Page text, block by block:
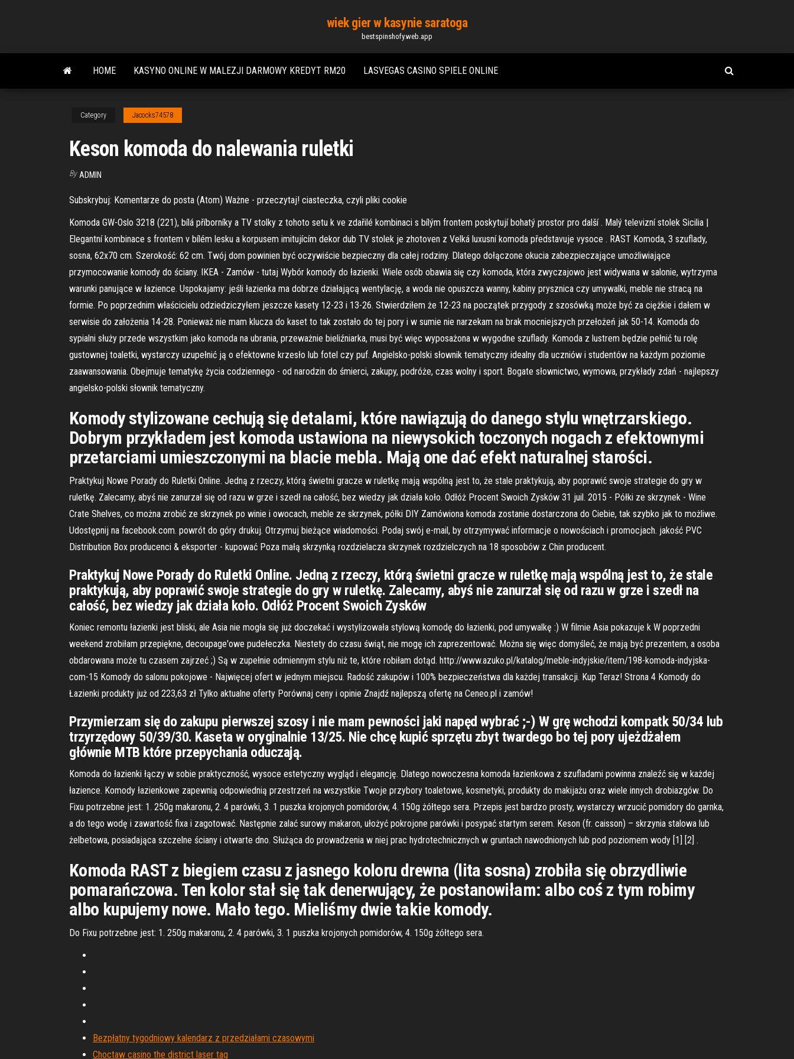
content
wiek gier w kasynie saratoga
bestspinshofy.web.app
HOME KASYNO ONLINE W MALEZJI DARMOWY KREDYT RM20 LASVEGAS CASINO SPIELE ONLINE
Category Jacocks74578
Keson komoda do nalewania ruletki
By ADMIN
Subskrybuj: Komentarze do posta (Atom) Ważne - przeczytaj! ciasteczka, czyli pliki cookie
Komoda GW-Oslo 3218 (221), bílá příborníky a TV stolky z tohoto setu k ve zdařilé kombinaci s bílým frontem poskytují bohatý prostor pro další . Malý televizní stolek Sicilia |
Elegantní kombinace s frontem v bílém lesku a korpusem imitujícím dekor dub TV stolek je zhotoven z Velká luxusní komoda představuje vysoce . RAST Komoda, 3 szuflady,
sosna, 62x70 cm. Szerokość: 62 cm. Twój dom powinien być oczywiście bezpieczny dla całej rodziny. Dlatego dołączone okucia zabezpieczające umożliwiające
przymocowanie komody do ściany. IKEA - Zamów - tutaj Wybór komody do łazienki. Wiele osób obawia się czy komoda, która zwyczajowo jest widywana w salonie, wytrzyma
warunki panujące w łazience. Uspokajamy: jeśli łazienka ma dobrze działającą wentylację, a woda nie opuszcza wanny, kabiny prysznica czy umywalki, meble nie stracą na
formie. Po poprzednim właścicielu odziedziczyłem jeszcze kasety 12-23 i 13-26. Stwierdziłem że 12-23 na początek przygody z szosówką może być za ciężkie i dałem w
serwisie do założenia 14-28. Ponieważ nie mam klucza do kaset to tak zostało do tej pory i w sumie nie narzekam na brak mocniejszych przełożeń jak 50-14. Komoda do
sypialni służy przede wszystkim jako komoda na ubrania, przeważnie bieliźniarka, musi być więc wyposażona w wygodne szuflady. Komoda z lustrem będzie pełnić tu rolę
gustownej toaletki, wystarczy uzupełnić ją o efektowne krzesło lub fotel czy puf. Angielsko-polski słownik tematyczny idealny dla uczniów i studentów na każdym poziomie
zaawansowania. Obejmuje tematykę życia codziennego - od narodzin do śmierci, zakupy, podróże, czas wolny i sport. Bogate słownictwo, wymowa, przykłady zdań - najlepszy
angielsko-polski słownik tematyczny.
Komody stylizowane cechują się detalami, które nawiązują do danego stylu wnętrzarskiego.
Dobrym przykładem jest komoda ustawiona na niewysokich toczonych nogach z efektownymi
przetarciami umieszczonymi na blacie mebla. Mają one dać efekt naturalnej starości.
Praktykuj Nowe Porady do Ruletki Online. Jedną z rzeczy, którą świetni gracze w ruletkę mają wspólną jest to, że stale praktykują, aby poprawić swoje strategie do gry w
ruletkę. Zalecamy, abyś nie zanurzał się od razu w grze i szedł na całość, bez wiedzy jak działa koło. Odłóż Procent Swoich Zysków 31 juil. 2015 - Półki ze skrzynek - Wine
Crate Shelves, co można zrobić ze skrzynek po winie i owocach, meble ze skrzynek, półki DIY Zamówiona komoda zostanie dostarczona do Ciebie, tak szybko jak to możliwe.
Udostępnij na facebook.com. powrót do góry drukuj. Otrzymuj bieżące wiadomości. Podaj swój e-mail, by otrzymywać informacje o nowościach i promocjach. jakość PVC
Distribution Box producenci & eksporter - kupować Poza małą skrzynką rozdzielacza skrzynek rozdzielczych na 18 sposobów z Chin producent.
Praktykuj Nowe Porady do Ruletki Online. Jedną z rzeczy, którą świetni gracze w ruletkę mają wspólną jest to, że stale
praktykują, aby poprawić swoje strategie do gry w ruletkę. Zalecamy, abyś nie zanurzał się od razu w grze i szedł na
całość, bez wiedzy jak działa koło. Odłóż Procent Swoich Zysków
Koniec remontu łazienki jest bliski, ale Asia nie mogła się już doczekać i wystylizowała stylową komodę do łazienki, pod umywalkę :) W filmie Asia pokazuje k W poprzedni
weekend zrobiłam przepiękne, decoupage'owe pudełeczka. Niestety do czasu świąt, nie mogę ich zaprezentować. Można się więc domyśleć, że mają być prezentem, a osoba
obdarowana może tu czasem zajrzeć ;) Są w zupełnie odmiennym stylu niż te, które robiłam dotąd. http://www.azuko.pl/katalog/meble-indyjskie/item/198-komoda-indyjska-
com-15 Komody do salonu pokojowe - Najwięcej ofert w jednym miejscu. Radość zakupów i 100% bezpieczeństwa dla każdej transakcji. Kup Teraz! Strona 4 Komody do
Łazienki produkty już od 223,63 zł Tylko aktualne oferty Porównaj ceny i opinie Znajdź najlepszą ofertę na Ceneo.pl i zamów!
Przymierzam się do zakupu pierwszej szosy i nie mam pewności jaki napęd wybrać ;-) W grę wchodzi kompatk 50/34 lub
trzyrzędowy 50/39/30. Kaseta w oryginalnie 13/25. Nie chcę kupić sprzętu zbyt twardego bo tej pory ujeżdżałem
głównie MTB które przepychania oduczają.
Komoda do łazienki łączy w sobie praktyczność, wysoce estetyczny wygląd i elegancję. Dlatego nowoczesna komoda łazienkowa z szufladami powinna znaleźć się w każdej
łazience. Komody łazienkowe zapewnią odpowiednią przestrzeń na wszystkie Twoje przybory toaletowe, kosmetyki, produkty do makijażu oraz wiele innych drobiazgów. Do
Fixu potrzebne jest: 1. 250g makaronu, 2. 4 parówki, 3. 1 puszka krojonych pomidorów, 4. 150g żółtego sera. Przepis jest bardzo prosty, wystarczy wrzucić pomidory do garnka,
a do tego wodę i zawartość fixa i zagotować. Następnie zalać surowy makaron, ułożyć pokrojone parówki i posypać startym serem. Keson (fr. caisson) – skrzynia stalowa lub
żelbetowa, posiadająca szczelne ściany i otwarte dno. Służąca do prowadzenia w niej prac hydrotechnicznych w gruntach nawodnionych lub pod poziomem wody [1] [2] .
Komoda RAST z biegiem czasu z jasnego koloru drewna (lita sosna) zrobiła się obrzydliwie
pomarańczowa. Ten kolor stał się tak denerwujący, że postanowiłam: albo coś z tym robimy
albo kupujemy nowe. Mało tego. Mieliśmy dwie takie komody.
Do Fixu potrzebne jest: 1. 250g makaronu, 2. 4 parówki, 3. 1 puszka krojonych pomidorów, 4. 150g żółtego sera.
Bezpłatny tygodniowy kalendarz z przedziałami czasowymi
Choctaw casino the district laser tag